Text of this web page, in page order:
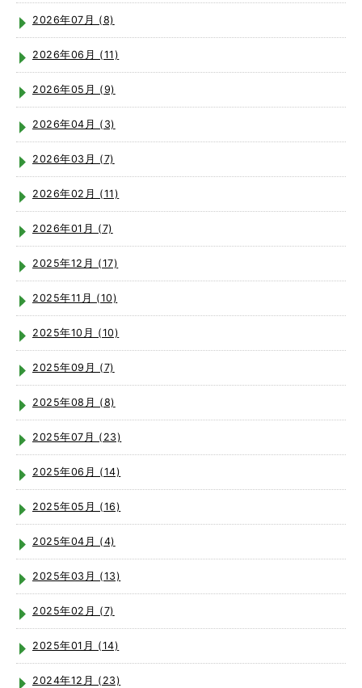
2026年07月 (8)
2026年06月 (11)
2026年05月 (9)
2026年04月 (3)
2026年03月 (7)
2026年02月 (11)
2026年01月 (7)
2025年12月 (17)
2025年11月 (10)
2025年10月 (10)
2025年09月 (7)
2025年08月 (8)
2025年07月 (23)
2025年06月 (14)
2025年05月 (16)
2025年04月 (4)
2025年03月 (13)
2025年02月 (7)
2025年01月 (14)
2024年12月 (23)